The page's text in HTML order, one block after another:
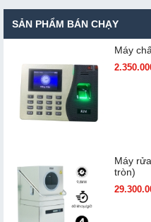
SẢN PHẨM BÁN CHẠY
Máy
Máy
tròn)